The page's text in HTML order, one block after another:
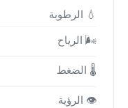
💧 الرطوبة
🌬️ الرياح
🌡️ الضغط
👁️ الرؤية